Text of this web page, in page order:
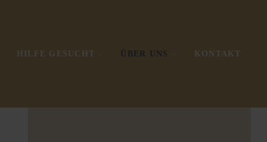
HILFE GESUCHT ÜBER UNS KONTAKT